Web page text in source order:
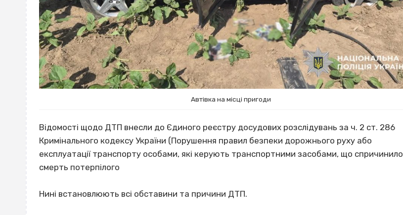
Автівка на місці пригоди
Відомості щодо ДТП внесли до Єдиного реєстру досудових розслідувань за ч. 2 ст. 286
Кримінального кодексу України (Порушення правил безпеки дорожнього руху або
експлуатації транспорту особами, які керують транспортними засобами, що спричинило
смерть потерпілого
Нині встановлюють всі обставини та причини ДТП.